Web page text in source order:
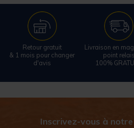
Retour gratuit
& 1 mois pour changer
d'avis
Livraison en
point relais
100%
Inscrivez-vous à